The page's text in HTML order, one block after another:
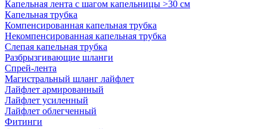
Капельная лента с шагом капельницы >30 см
Капельная трубка
Компенсированная капельная трубка
Некомпенсированная капельная трубка
Слепая капельная трубка
Разбрызгивающие шланги
Спрей-лента
Магистральный шланг лайфлет
Лайфлет армированный
Лайфлет усиленный
Лайфлет облегченный
Фитинги